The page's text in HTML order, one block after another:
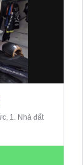
1. Nhà đất